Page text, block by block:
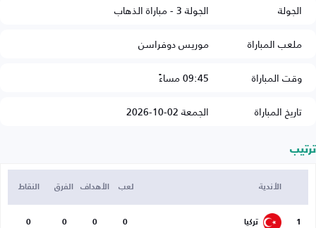
الجولة
الجولة 3 - مباراة الذهاب
ملعب المباراة
موريس دوفراسن
وقت المباراة
09:45 مساءً
تاريخ المباراة
الجمعة 02-10-2026
ترتيب
الأندية لعب الأهداف الفرق النقاط
1 تركيا 0
0
0
0